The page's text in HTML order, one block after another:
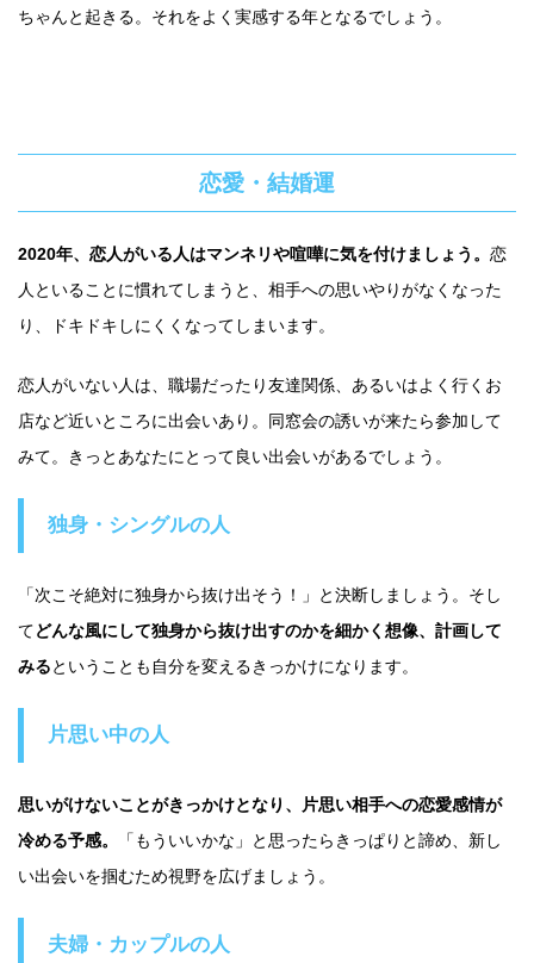
ちゃんと起きる。それをよく実感する年となるでしょう。
恋愛・結婚運
2020年、恋人がいる人はマンネリや喧嘩に気を付けましょう。 恋
人といることに慣れてしまうと、相手への思いやりがなくなった
り、ドキドキしにくくなってしまいます。
恋人がいない人は、職場だったり友達関係、あるいはよく行くお
店など近いところに出会いあり。同窓会の誘いが来たら参加して
みて。きっとあなたにとって良い出会いがあるでしょう。
独身・シングルの人
「次こそ絶対に独身から抜け出そう！」と決断しましょう。そし
てどんな風にして独身から抜け出すのかを細かく想像、計画して
みるということも自分を変えるきっかけになります。
片思い中の人
思いがけないことがきっかけとなり、片思い相手への恋愛感情が
冷める予感。
「もういいかな」と思ったらきっぱりと諦め、新し
い出会いを掴むため視野を広げましょう。
夫婦・カップルの人